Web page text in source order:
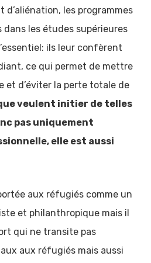
les programmes
dans les études supérieures
ils leur confèrent
ce qui permet de mettre
et d’éviter la perte totale de
veulent initier de telles
pas uniquement
elle est aussi
aux réfugiés comme un
et philanthropique mais il
qui ne transite pas
aux réfugiés mais aussi